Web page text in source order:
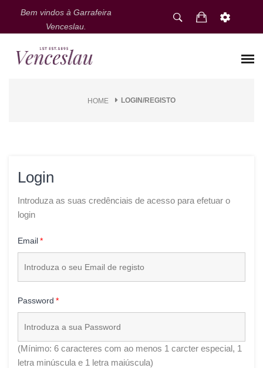
Bem vindos à Garrafeira
Venceslau.
HOME LOGIN/REGISTO
Login
Introduza as suas credênciais de acesso para efetuar o
login
Email
Password
(Mínimo: 6 caracteres com ao menos 1 carcter especial, 1
letra minúscula e 1 letra maiúscula)